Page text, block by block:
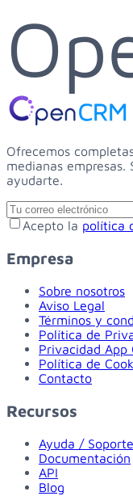
Ofrecemos
medianas
ayudarte.
Email
Acepto la política
Empresa
Sobre nosotros
Aviso Legal
Términos y
Política de
Privacidad App
Política de
Contacto
Recursos
Ayuda / Soporte
Documentación
API
Blog